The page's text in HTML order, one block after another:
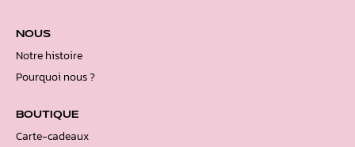
NOUS
Notre histoire
Pourquoi nous ?
BOUTIQUE
Carte-cadeaux